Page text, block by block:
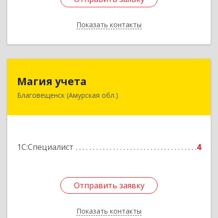
Показать контакты
Назад
Магия учета
Благовещенск (Амурская обл.)
1С:Специалист 4
Отправить заявку
Показать контакты
675016, Амурская обл, г.о. город Благовещенск,
Отправить заявку
Назад